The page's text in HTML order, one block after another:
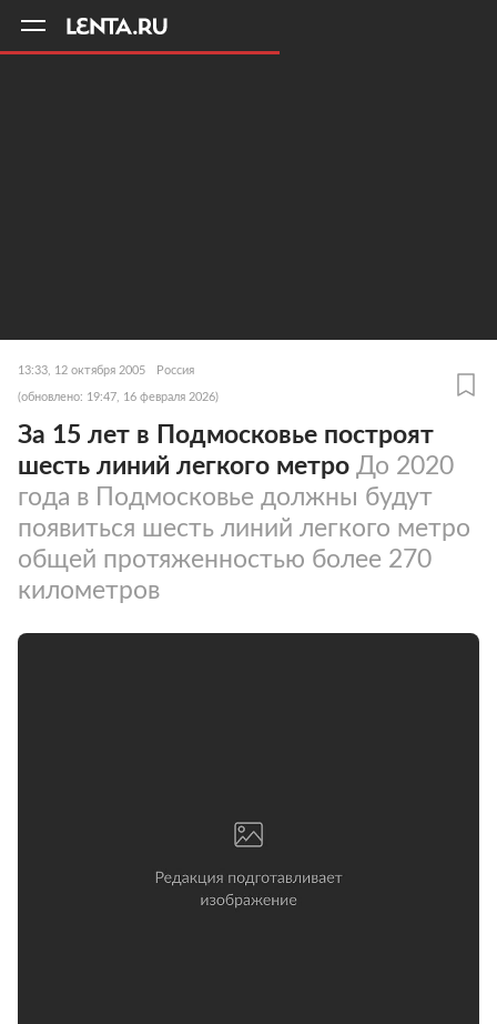
13:33, 12 октября 2005 Россия
(обновлено: 19:47, 16 февраля 2026)
За 15 лет в Подмосковье построят
шесть линий легкого метро До 2020
года в Подмосковье должны будут
появиться шесть линий легкого метро
общей протяженностью более 270
километров